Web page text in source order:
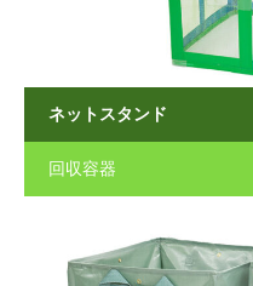
ネットスタンド
回収容器